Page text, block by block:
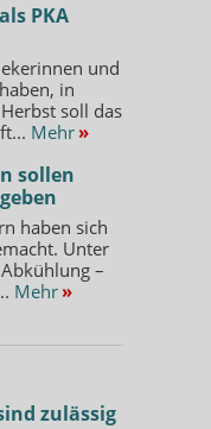
PKA
und
in
soll das
Mehr »
sollen
haben sich
Unter
–
Mehr »
zulässig